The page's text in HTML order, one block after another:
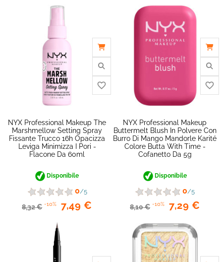
favorite_border
NYX Professional Makeup The
Marshmellow Setting Spray
Fissante Trucco 16h Opacizza
Leviga Minimizza I Pori -
Flacone Da 60ml
Disponibile
0/5
8,32 € -10% 7,49 €
NYX Professional Makeup
Buttermelt Blush In Polvere Con
Burro Di Mango Mandorle Karité
Colore Butta With Time -
Cofanetto Da 5g
Disponibile
0/5
8,10 € -10% 7,29 €